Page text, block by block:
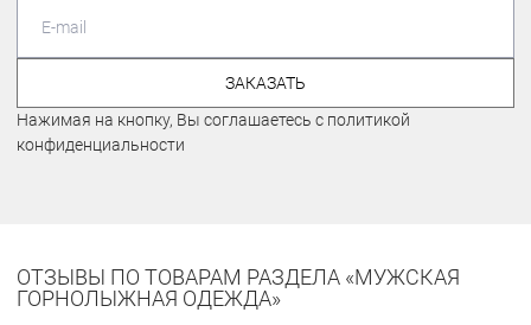
ЗАКАЗАТЬ
Нажимая на кнопку, Вы соглашаетесь с политикой
конфиденциальности
ОТЗЫВЫ ПО ТОВАРАМ РАЗДЕЛА «МУЖСКАЯ
ГОРНОЛЫЖНАЯ ОДЕЖДА»